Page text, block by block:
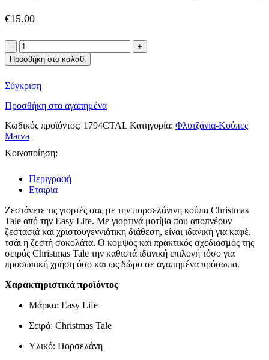
€15.00
Easy
life
κούπα
πορσελάνη
Προσθήκη στο καλάθι
Σύγκριση
Προσθήκη στα αγαπημένα
Κωδικός προϊόντος: 1794CTAL Κατηγορία: Φλυτζάνια-Κούπες
Marva
Κοινοποίηση:
Περιγραφή
Εταιρία
Ζεστάνετε τις γιορτές σας με την πορσελάνινη κούπα Christmas
Tale από την Easy Life. Με γιορτινά μοτίβα που αποπνέουν
ζεστασιά και χριστουγεννιάτικη διάθεση, είναι ιδανική για καφέ,
τσάι ή ζεστή σοκολάτα. Ο κομψός και πρακτικός σχεδιασμός της
σειράς Christmas Tale την καθιστά ιδανική επιλογή τόσο για
προσωπική χρήση όσο και ως δώρο σε αγαπημένα πρόσωπα.
Χαρακτηριστικά προϊόντος
Μάρκα: Easy Life
Σειρά: Christmas Tale
Υλικό: Πορσελάνη